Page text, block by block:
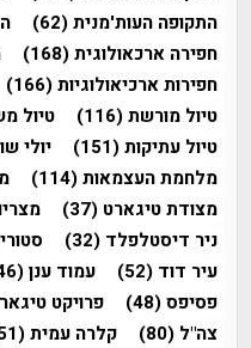
התקופה העות'מנית(62)
חפירה ארכאולוגית(168)
חפירות ארכיאולוגיות(166)
טיול מורשת(116) טיול
טיול עתיקות(151) יולי
מלחמת העצמאות(114)
מצודת טיגארט (37)
ניר דיסטלפלד (32)
עיר דוד (52) עמוד ענן(146)
פסיפס(48) פרויקט
צה"ל (80) קלרה עמית(51)